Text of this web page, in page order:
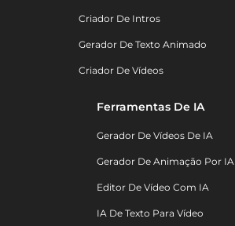
Criador De Intros
Gerador De Texto Animado
Criador De Vídeos
Ferramentas De IA
Gerador De Vídeos De IA
Gerador De Animação Por IA
Editor De Vídeo Com IA
IA De Texto Para Vídeo